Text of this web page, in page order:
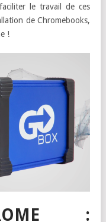
le travail de ces
de Chromebooks,
!
: